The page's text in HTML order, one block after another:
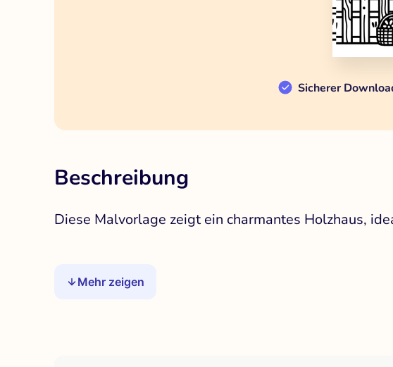
Sicherer
Beschreibung
Diese Malvorlage zeigt ein charmantes Holzhaus,
Mehr zeigen